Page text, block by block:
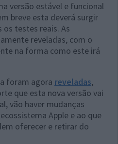
versão estável e funcional
breve esta deverá surgir
os testes reais. As
reveladas, com o
na forma como este irá
foram agora reveladas,
que esta nova versão vai
vão haver mudanças
Apple e ao que
oferecer e retirar do